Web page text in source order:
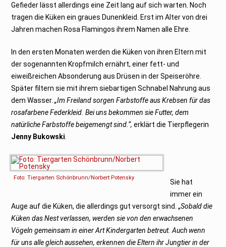
Gefieder lässt allerdings eine Zeit lang auf sich warten. Noch
tragen die Küken ein graues Dunenkleid. Erst im Alter von drei
Jahren machen Rosa Flamingos ihrem Namen alle Ehre.
In den ersten Monaten werden die Küken von ihren Eltern mit
der sogenannten Kropfmilch ernährt, einer fett- und
eiweißreichen Absonderung aus Drüsen in der Speiseröhre.
Später filtern sie mit ihrem siebartigen Schnabel Nahrung aus
dem Wasser.„Im Freiland sorgen Farbstoffe aus Krebsen für das
rosafarbene Federkleid. Bei uns bekommen sie Futter, dem
natürliche Farbstoffe beigemengt sind.“, erklärt die Tierpflegerin
Jenny Bukowski
Foto: Tiergarten Schönbrunn/Norbert Potensky
Sie hat
immer ein
Auge auf die Küken, die allerdings gut versorgt sind. „Sobald die
Küken das Nest verlassen, werden sie von den erwachsenen
Vögeln gemeinsam in einer Art Kindergarten betreut. Auch wenn
für uns alle gleich aussehen, erkennen die Eltern ihr Jungtier in der